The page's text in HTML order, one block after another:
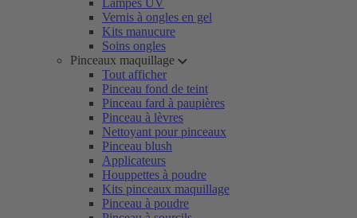
Lampes UV
Vernis à ongles en gel
Kits manucure
Soins ongles
Pinceaux maquillage
Tout afficher
Pinceau fond de teint
Pinceau fard à paupières
Pinceau à lèvres
Nettoyant pour pinceaux
Pinceau blush
Applicateurs
Houppettes à poudre
Kits pinceaux maquillage
Pinceau à poudre